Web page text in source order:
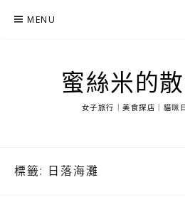
MENU
蜜絲米的
女子旅行｜美食探店｜貓咪
標籤: 日落海灘